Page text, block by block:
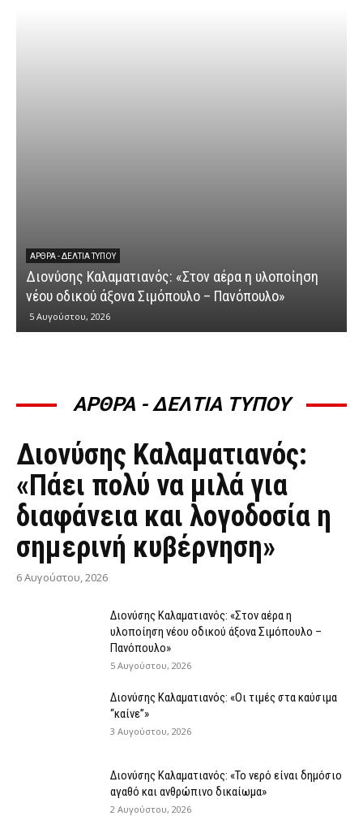
ΆΡΘΡΑ - ΔΕΛΤΊΑ ΤΎΠΟΥ
Διονύσης Καλαματιανός: «Στον αέρα η υλοποίηση
νέου οδικού άξονα Σιμόπουλο – Πανόπουλο»
5 Αυγούστου, 2026
ΑΡΘΡΑ - ΔΕΛΤΙΑ ΤΥΠΟΥ
ΆΡΘΡΑ - ΔΕΛΤΊΑ ΤΎΠΟΥ
Διονύσης Καλαματιανός:
«Πάει πολύ να μιλά για
διαφάνεια και λογοδοσία η
σημερινή κυβέρνηση»
6 Αυγούστου, 2026
Διονύσης Καλαματιανός: «Στον αέρα η
υλοποίηση νέου οδικού άξονα Σιμόπουλο –
Πανόπουλο»
5 Αυγούστου, 2026
Διονύσης Καλαματιανός: «Οι τιμές στα καύσιμα
“καίνε”»
3 Αυγούστου, 2026
Διονύσης Καλαματιανός: «Το νερό είναι δημόσιο
αγαθό και ανθρώπινο δικαίωμα»
2 Αυγούστου, 2026